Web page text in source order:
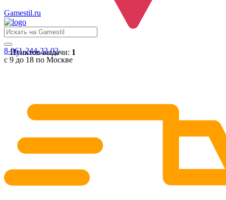
Пунктов выдачи: 1
Gamestil.ru
8-961-244-22-02
с 9 до 18 по Москве